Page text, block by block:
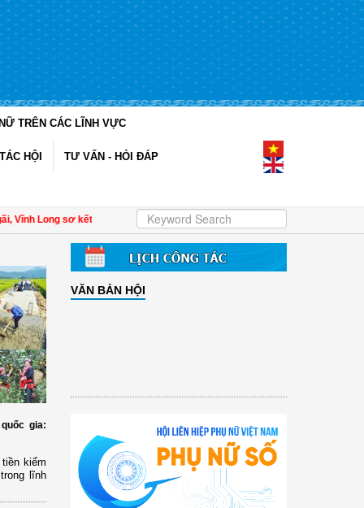
TRÊN CÁC LĨNH VỰC
HỘI TƯ VẤN - HỎI ĐÁP
sơ kết công tác Hội và phong trào phụ nữ 6 tháng đầu năm 2026
gia:
kiểm
lĩnh
VĂN BẢN HỘI